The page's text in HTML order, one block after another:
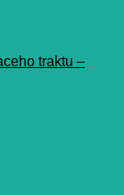
traktu –